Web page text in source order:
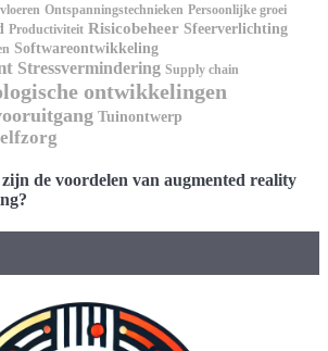
Ontspanningstechnieken Persoonlijke groei
Productiviteit Risicobeheer Sfeerverlichting
Softwareontwikkeling
Stressvermindering Supply chain
ontwikkelingen
Tuinontwerp
de voordelen van augmented reality